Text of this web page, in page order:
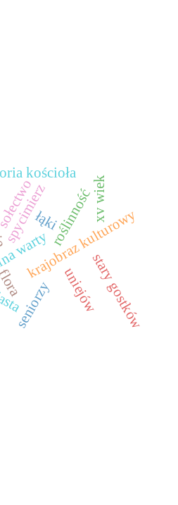
krajobraz kulturowy
warty
uniejów
spycimierz
sołectwo
stary gostków
roślinność
łąki
kościoła
seniorzy
xv wiek